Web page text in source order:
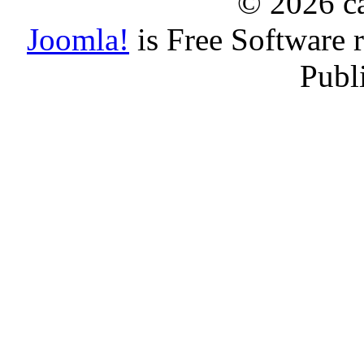
Joomla! is Free Software